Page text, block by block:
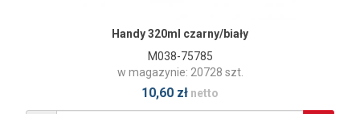
Handy 320ml czarny/biały
M038-75785
w magazynie: 20728 szt.
10,60 zł netto